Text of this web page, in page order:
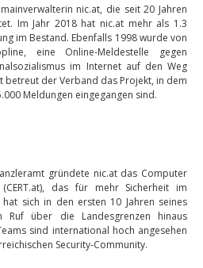
nic.at, die seit 20 Jahren
Im Jahr 2018 hat nic.at mehr als 1.3
im Bestand. Ebenfalls 1998 wurde von
eine Online-Meldestelle gegen
im Internet auf den Weg
betreut der Verband das Projekt, in dem
Meldungen eingegangen sind.
gründete nic.at das Computer
das für mehr Sicherheit im
hat sich in den ersten 10 Jahren seines
Ruf über die Landesgrenzen hinaus
sind international hoch angesehen
Security-Community.